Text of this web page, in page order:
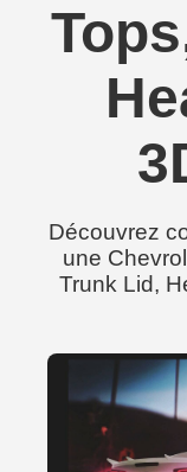
Découvrez
une
Trunk Lid,